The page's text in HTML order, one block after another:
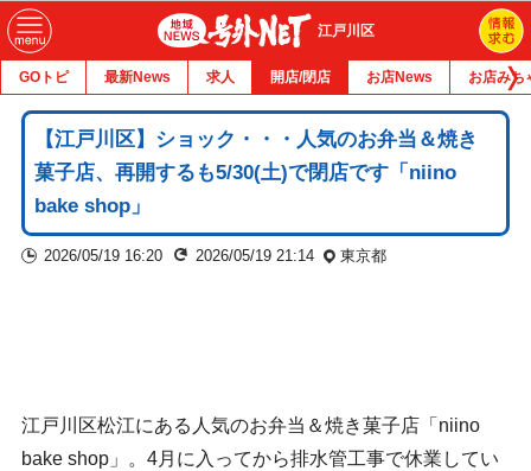
江戸川区
GOトピ 最新News 求人 開店/閉店 お店News お店みち
【江戸川区】ショック・・・人気のお弁当＆焼き
菓子店、再開するも5/30(土)で閉店です「niino
bake shop」
2026/05/19 16:20 2026/05/19 21:14 東京都
江戸川区松江にある人気のお弁当＆焼き菓子店「niino
bake shop」。4月に入ってから排水管工事で休業してい